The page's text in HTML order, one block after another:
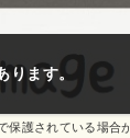
保護されている場合